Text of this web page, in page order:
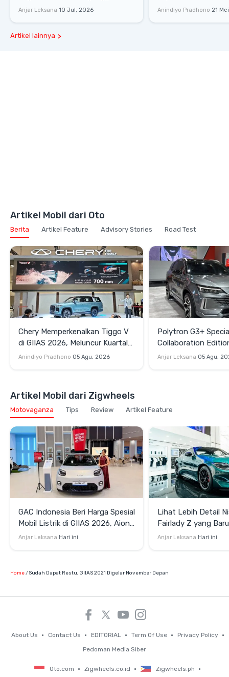
Sadair's Spear Ukuran Asli Sukses
Anjar Leksana 10 Jul, 2026
Senayan, Hadirkan
Anindiyo Pradhono 21
Artikel lainnya
Artikel Mobil dari Oto
Berita Artikel Feature Advisory Stories Road Test
Chery Memperkenalkan Tiggo V
di GIIAS 2026, Meluncur Kuartal
Keempat
Anindiyo Pradhono 05 Agu, 2026
Polytron G3+
Collaboration
GIIAS 2026, Pakai
Anjar Leksana 05 Agu,
Artikel Mobil dari Zigwheels
Motovaganza Tips Review Artikel Feature
GAC Indonesia Beri Harga Spesial
Mobil Listrik di GIIAS 2026, Aion
UT Mulai Rp299 Juta
Anjar Leksana Hari ini
Lihat Lebih Detail
Fairlady Z yang
di GIIAS 2026
Anjar Leksana Hari ini
Home Sudah Dapat Restu, GIIAS 2021 Digelar November Depan
About Us Contact Us EDITORIAL Term Of Use
Privacy Policy
Pedoman Media Siber
Oto.com Zigwheels.co.id Zigwheels.ph